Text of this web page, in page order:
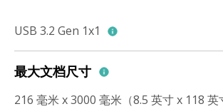
USB 3.2 Gen 1x1
最大文档尺寸
216 毫米 x 3000 毫米（8.5 英寸 x 118 英